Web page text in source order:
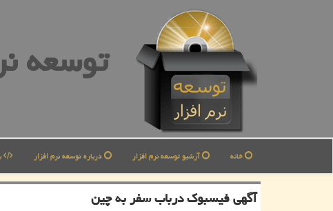
توسعه
خانه آرشیو توسعه نرم افزار درباره توسعه نرم افزار
آگهی فیسبوك درباب سفر به چین